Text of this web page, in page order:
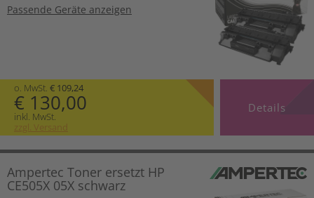
Passende Geräte anzeigen
o. MwSt. € 109,24
€ 130,00
inkl. MwSt.
zzgl. Versand
Details
Ampertec Toner ersetzt HP
CE505X 05X schwarz